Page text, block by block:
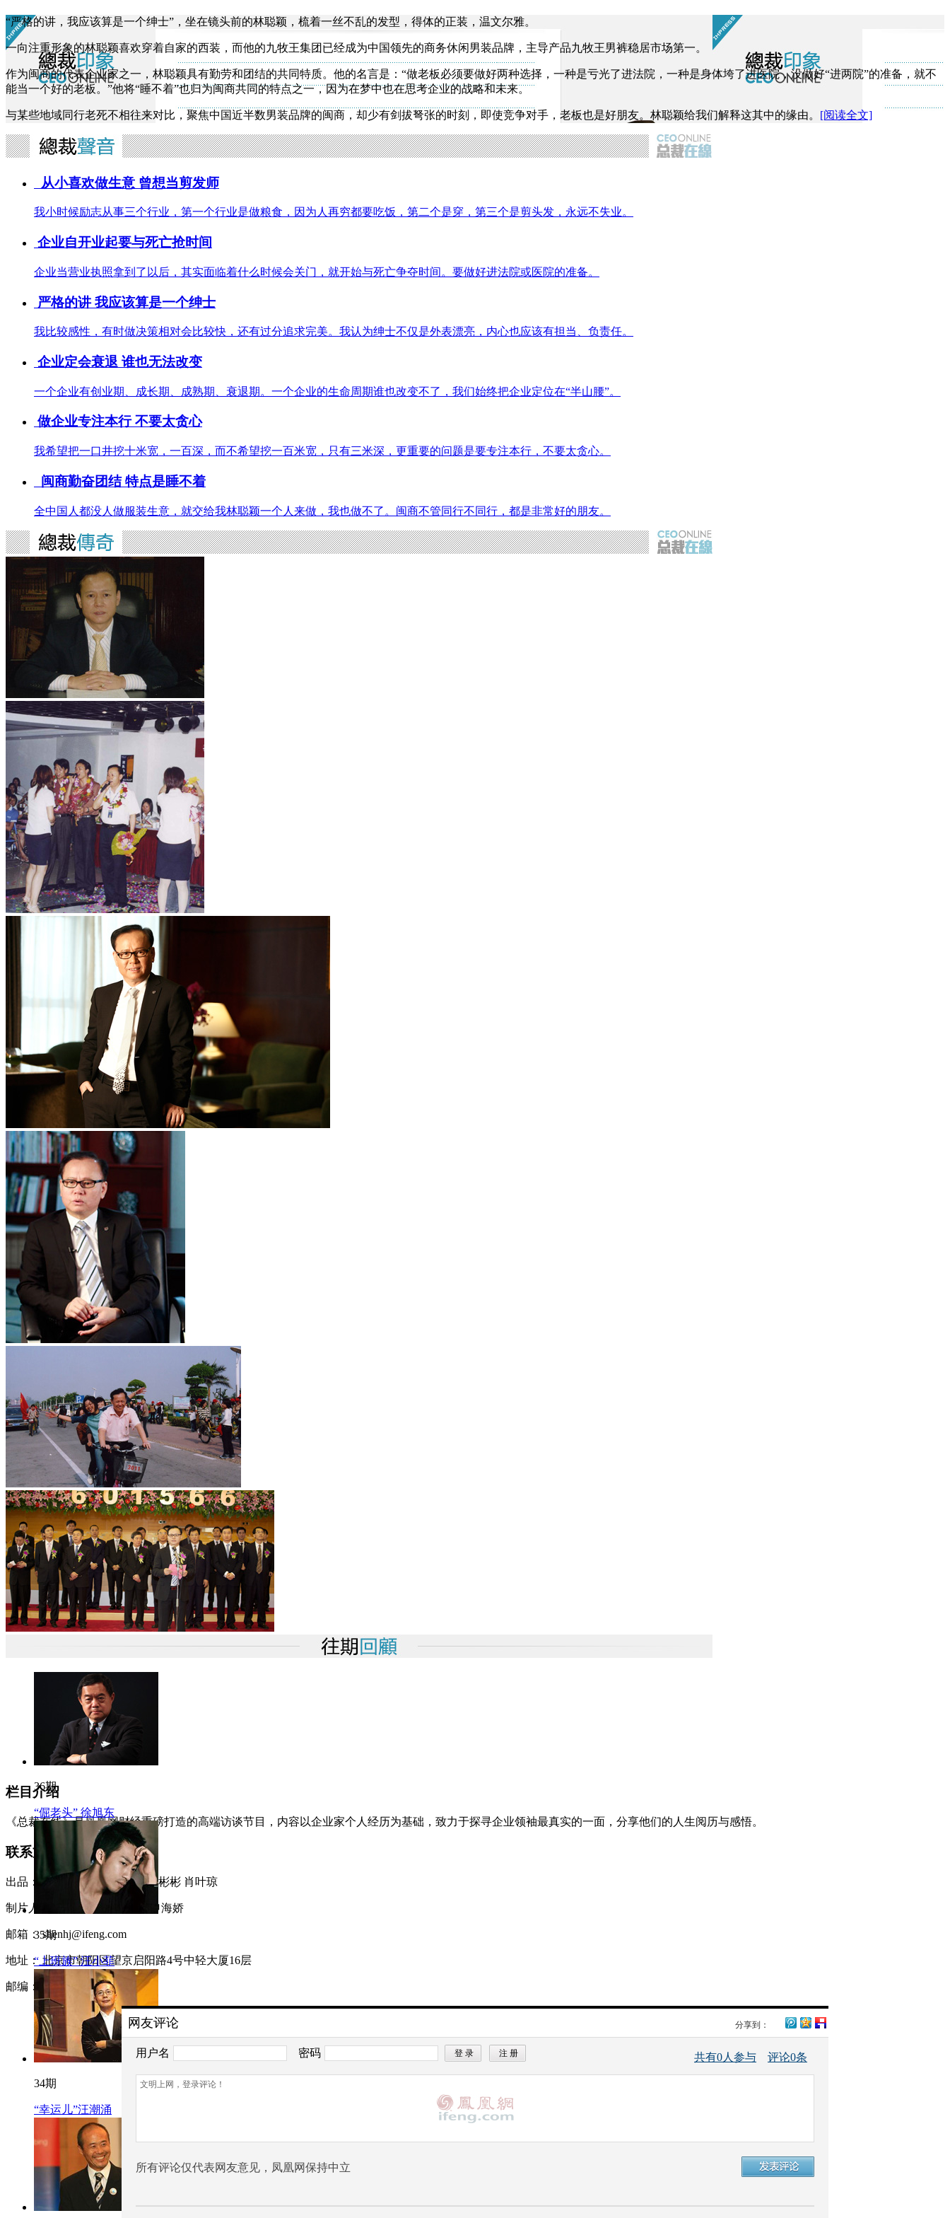
“严格的讲，我应该算是一个绅士”，坐在镜头前的林聪颖，梳着一丝不乱的发型，得体的正装，温文尔雅。
一向注重形象的林聪颖喜欢穿着自家的西装，而他的九牧王集团已经成为中国领先的商务休闲男装品牌，主导产品九牧王男裤稳居市场第一。
作为闽商的代表企业家之一，林聪颖具有勤劳和团结的共同特质。他的名言是：“做老板必须要做好两种选择，一种是亏光了进法院，一种是身体垮了进医院，没做好“进两院”的准备，就不
能当一个好的老板。”他将“睡不着”也归为闽商共同的特点之一，因为在梦中也在思考企业的战略和未来。
与某些地域同行老死不相往来对比，聚焦中国近半数男装品牌的闽商，却少有剑拔弩张的时刻，即使竞争对手，老板也是好朋友。林聪颖给我们解释这其中的缘由。 [阅读全文]
从小喜欢做生意 曾想当剪发师
我小时候励志从事三个行业，第一个行业是做粮食，因为人再穷都要吃饭，第二个是穿，第三个是剪头发，永远不失业。
企业自开业起要与死亡抢时间
企业当营业执照拿到了以后，其实面临着什么时候会关门，就开始与死亡争夺时间。要做好进法院或医院的准备。
严格的讲 我应该算是一个绅士
我比较感性，有时做决策相对会比较快，还有过分追求完美。我认为绅士不仅是外表漂亮，内心也应该有担当、负责任。
企业定会衰退 谁也无法改变
一个企业有创业期、成长期、成熟期、衰退期。一个企业的生命周期谁也改变不了，我们始终把企业定位在“半山腰”。
做企业专注本行 不要太贪心
我希望把一口井挖十米宽，一百深，而不希望挖一百米宽，只有三米深，更重要的问题是要专注本行，不要太贪心。
闽商勤奋团结 特点是睡不着
全中国人都没人做服装生意，就交给我林聪颖一个人来做，我也做不了。闽商不管同行不同行，都是非常好的朋友。
36期
“倔老头” 徐旭东
35期
“上班族” 汪小菲
34期
“幸运儿”汪潮涌
栏目介绍
《总裁在线》是凤凰网财经重磅打造的高端访谈节目，内容以企业家个人经历为基础，致力于探寻企业领袖最真实的一面，分享他们的人生阅历与感悟。
联系方式
出品： 凤凰财经 监制： 杨彬彬 肖叶琼
制片人：王涛 主持人：申海娇
邮箱： shenhj@ifeng.com
地址： 北京市朝阳区望京启阳路4号中轻大厦16层
邮编： 100120
网友评论 分享到：
共有0人参与 评论0条
用户名 密码
所有评论仅代表网友意见，凤凰网保持中立